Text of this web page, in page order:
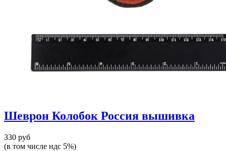
Шеврон Колобок Россия вышивка
330 руб
(в том числе ндс 5%)